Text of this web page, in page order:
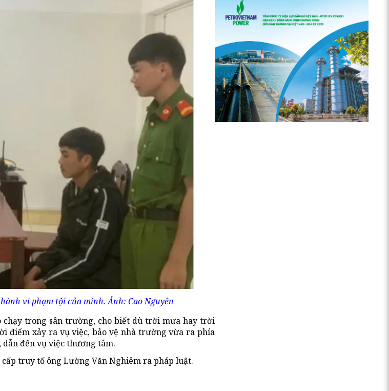
vi phạm tội của mình. Ảnh: Cao Nguyên
trong sân trường, cho biết dù trời mưa hay trời
điểm xảy ra vụ việc, bảo vệ nhà trường vừa ra phía
đến vụ việc thương tâm.
truy tố ông Lường Văn Nghiêm ra pháp luật.